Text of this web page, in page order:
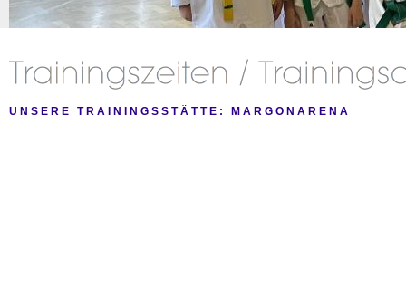
UNSERE TRAININGSSTÄTTE: MARGONARENA